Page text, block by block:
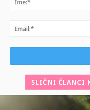
SLIČNI ČLANCI